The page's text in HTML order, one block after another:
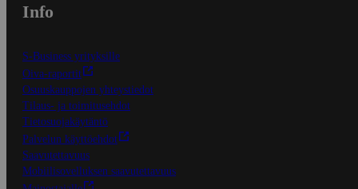
Info
S-Business yrityksille
Oiva-raportit
Osuuskauppojen yhteystiedot
Tilaus- ja toimitusehdot
Tietosuojakäytäntö
Palvelun käyttöehdot
Saavutettavuus
Mobiilisovelluksen saavutettavuus